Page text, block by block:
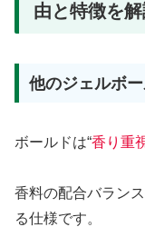
由と特徴を
他のジェルボ
ボールドは“香り重
香料の配合バラン
る仕様です。